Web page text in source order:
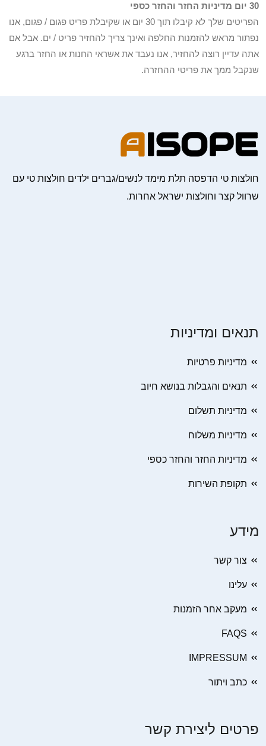
30 יום מדיניות החזר והחזר כספי
הפריטים שלך לא קיבלו תוך 30 יום או שקיבלת פריט פגום / פגום, אנו
נפתור מראש להזמנות החלפה ואינך צריך להחזיר פריט / ים. אבל אם
אתה עדיין רוצה להחזיר, אנו נעבד את אשראי החנות או החזר ברגע
שנקבל ממך את פריטי ההחזרה.
חולצות טי הדפסה תלת מימד לנשים/גברים ילדים חולצות טי עם
שרוול קצר וחולצות ישראל אחרות.
תנאים ומדיניות
מדיניות פרטיות
תנאים והגבלות בנושא חיוב
מדיניות תשלום
מדיניות משלוח
מדיניות החזר והחזר כספי
תקופת השירות
מידע
צור קשר
עלינו
מעקב אחר הזמנות
FAQS
IMPRESSUM
כתב ויתור
פרטים ליצירת קשר